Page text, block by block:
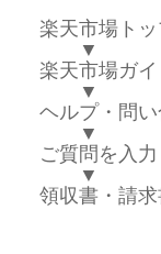
楽天市場ト
▼
楽天市場ガイ
▼
ヘルプ・問
▼
ご質問を入
▼
領収書・請求